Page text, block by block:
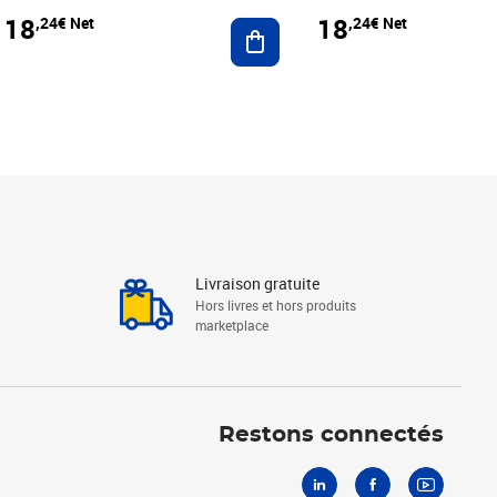
au panier
18,24€ Net Ajouter au panier
18,24€ Net
Livraison gratuite
Hors livres et hors produits
marketplace
Restons connectés